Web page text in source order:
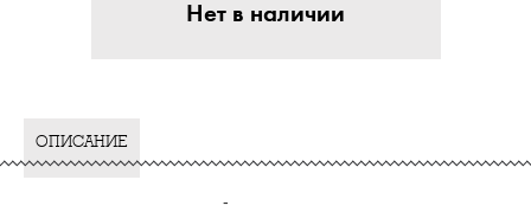
Нет в наличии
ОПИСАНИЕ
-